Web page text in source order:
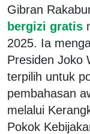
Gibran
bergizi gratis
2025. Ia
Presiden Joko
terpilih untuk
pembahasan
melalui
Pokok